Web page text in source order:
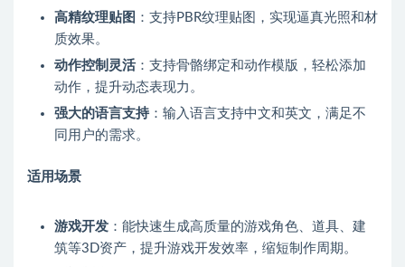
高精纹理贴图 ：支持PBR纹理贴图，实现逼真光照和材
质效果。
动作控制灵活：支持骨骼绑定和动作模版，轻松添加
动作，提升动态表现力。
强大的语言支持：输入语言支持中文和英文，满足不
同用户的需求。
适用场景
游戏开发 ：能快速生成高质量的游戏角色、道具、建
筑等3D资产，提升游戏开发效率，缩短制作周期。